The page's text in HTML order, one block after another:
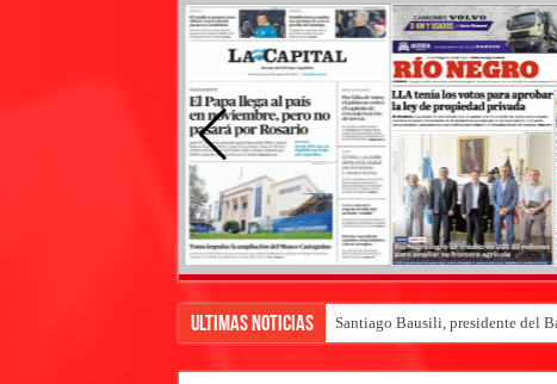
Ultimas Noticias Santiago Bausili, presidente del